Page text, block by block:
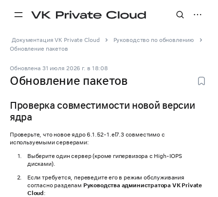
Документация VK Private Cloud
Руководство по обновлению
Обновление пакетов
Обновлена 31 июля 2026 г. в 18:08
Обновление пакетов
Проверка совместимости новой версии
ядра
Проверьте, что новое ядро 6.1.52-1.el7.3 совместимо с
используемыми серверами:
Выберите один сервер (кроме гипервизора с High-IOPS
дисками).
Если требуется, переведите его в режим обслуживания
согласно разделам Руководства администратора VK Private
Cloud :